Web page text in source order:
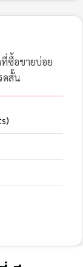
ซื้อขายบ่อย
ดสั้น